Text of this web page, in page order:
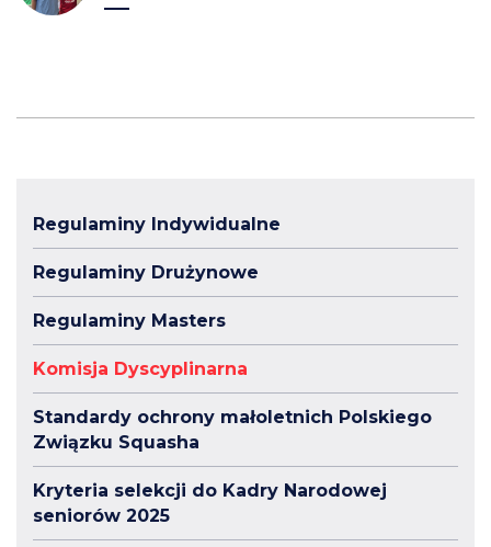
Regulaminy Indywidualne
Regulaminy Drużynowe
Regulaminy Masters
Komisja Dyscyplinarna
Standardy ochrony małoletnich Polskiego
Związku Squasha
Kryteria selekcji do Kadry Narodowej
seniorów 2025